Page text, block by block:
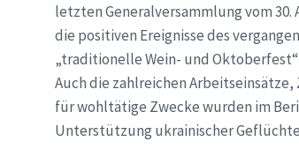
letzten Generalversammlung vom
die positiven Ereignisse des
„traditionelle Wein- und
Auch die zahlreichen
für wohltätige Zwecke wurden im
Unterstützung ukrainischer